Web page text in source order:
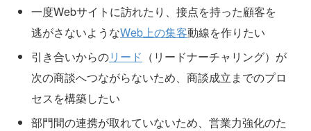
一度Webサイトに訪れたり、接点を持った顧客を
逃がさないようなWeb上の集客動線を作りたい
引き合いからのリード （リードナーチャリング）が
次の商談へつながらないため、商談成立までのプロ
セスを構築したい
部門間の連携が取れていないため、営業力強化のた